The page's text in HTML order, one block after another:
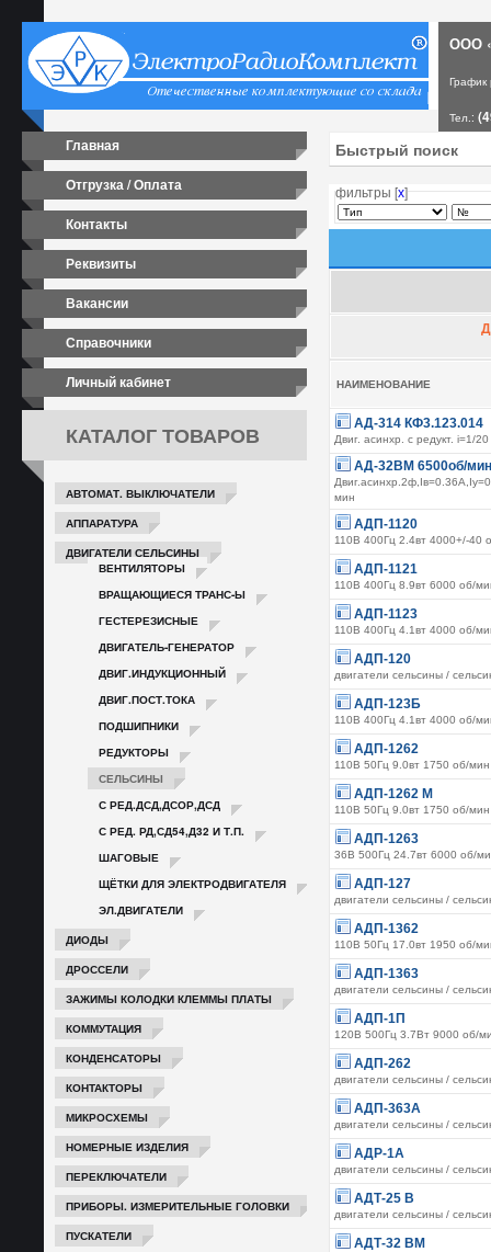
ООО
Тел.:
Главная
Отгрузка / Оплата
Контакты
Реквизиты
Вакансии
Справочники
Личный кабинет
КАТАЛОГ ТОВАРОВ
АВТОМАТ. ВЫКЛЮЧАТЕЛИ
АППАРАТУРА
ДВИГАТЕЛИ СЕЛЬСИНЫ
ВЕНТИЛЯТОРЫ
ВРАЩАЮЩИЕСЯ ТРАНС-Ы
ГЕСТЕРЕЗИСНЫЕ
ДВИГАТЕЛЬ-ГЕНЕРАТОР
ДВИГ.ИНДУКЦИОННЫЙ
ДВИГ.ПОСТ.ТОКА
ПОДШИПНИКИ
РЕДУКТОРЫ
СЕЛЬСИНЫ
С РЕД.ДСД,ДСОР,ДСД
С РЕД. РД,СД54,Д32 И Т.П.
ШАГОВЫЕ
ЩЁТКИ ДЛЯ ЭЛЕКТРОДВИГАТЕЛЯ
ЭЛ.ДВИГАТЕЛИ
ДИОДЫ
ДРОССЕЛИ
ЗАЖИМЫ КОЛОДКИ КЛЕММЫ ПЛАТЫ
КОММУТАЦИЯ
КОНДЕНСАТОРЫ
КОНТАКТОРЫ
МИКРОСХЕМЫ
НОМЕРНЫЕ ИЗДЕЛИЯ
ПЕРЕКЛЮЧАТЕЛИ
ПРИБОРЫ. ИЗМЕРИТЕЛЬНЫЕ ГОЛОВКИ
ПУСКАТЕЛИ
фильтры [х]
НАИМЕНОВАНИЕ
АД-314 КФ3.123.014
Двиг. асинхр. с редукт. i=1/20
АД-32ВМ 6500об/мин
мин
АДП-1120
110В 400Гц 2.4вт 4000+/-40
АДП-1121
110В 400Гц 8.9вт 6000 об/
АДП-1123
110В 400Гц 4.1вт 4000 об/
АДП-120
двигатели сельсины /
АДП-123Б
110В 400Гц 4.1вт 4000 об/
АДП-1262
110В 50Гц 9.0вт 1750 об/мин
АДП-1262 М
110В 50Гц 9.0вт 1750 об/мин
АДП-1263
36В 500Гц 24.7вт 6000 об/
АДП-127
двигатели сельсины /
АДП-1362
110В 50Гц 17.0вт 1950 об/
АДП-1363
двигатели сельсины /
АДП-1П
120В 500Гц 3.7Вт 9000 об/
АДП-262
двигатели сельсины /
АДП-363А
двигатели сельсины /
АДР-1А
двигатели сельсины /
АДТ-25 В
двигатели сельсины /
АДТ-32 ВМ